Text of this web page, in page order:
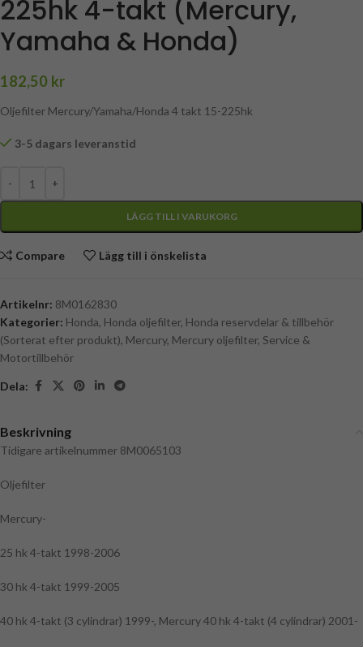
225hk 4-takt (Mercury,
Yamaha & Honda)
182,50 kr
Oljefilter Mercury/Yamaha/Honda 4 takt 15-225hk
3-5 dagars leveranstid
LÄGG TILL I VARUKORG
Compare Lägg till i önskelista
Artikelnr: 8M0162830
Kategorier: Honda, Honda oljefilter, Honda reservdelar & tillbehör
(Sorterat efter produkt), Mercury, Mercury oljefilter, Service &
Motortillbehör
Dela:
Beskrivning
Tidigare artikelnummer 8M0065103
Oljefilter
Mercury-
25 hk 4-takt 1998-2006
30 hk 4-takt 1999-2005
40 hk 4-takt (3 cylindrar) 1999-, Mercury 40 hk 4-takt (4 cylindrar) 2001-